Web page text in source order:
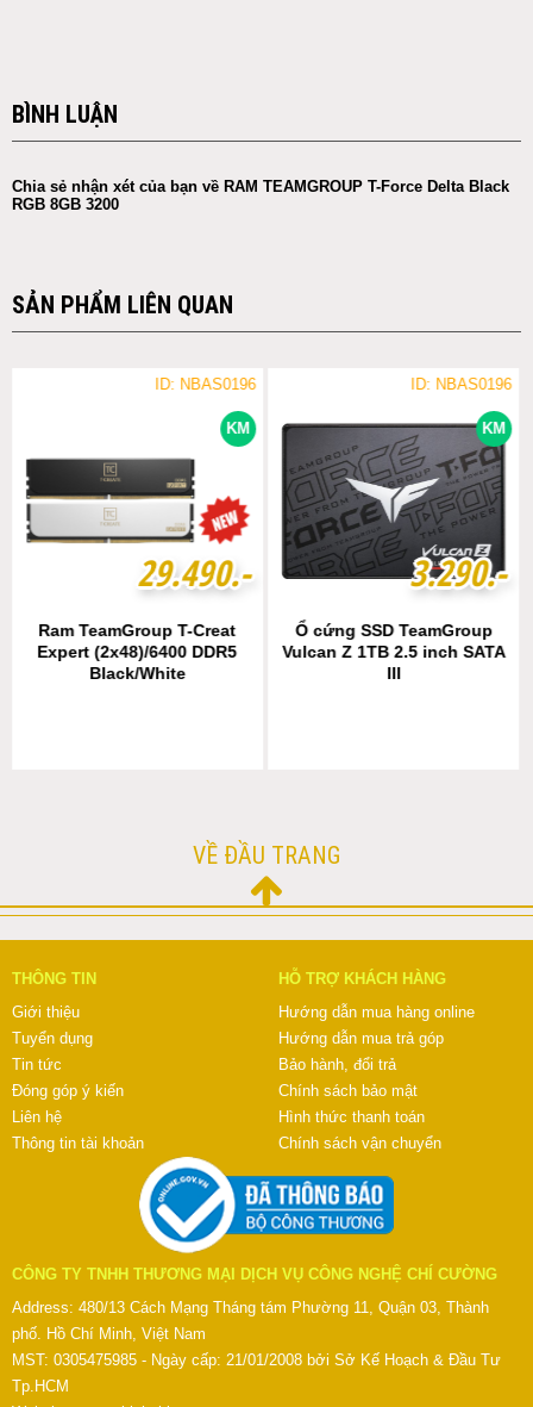
BÌNH LUẬN
Chia sẻ nhận xét của bạn về RAM TEAMGROUP T-Force Delta Black
RGB 8GB 3200
SẢN PHẨM LIÊN QUAN
KM
ID: NBAS0196
29.490.-
29.490.-
Ram TeamGroup T-Creat
Expert (2x48)/6400 DDR5
Black/White
KM
ID: NBAS0196
3.290.-
3.290.-
Ổ cứng SSD TeamGroup
Vulcan Z 1TB 2.5 inch SATA
III
VỀ ĐẦU TRANG
THÔNG TIN
Giới thiệu
Tuyển dụng
Tin tức
Đóng góp ý kiến
Liên hệ
Thông tin tài khoản
HỖ TRỢ KHÁCH HÀNG
Hướng dẫn mua hàng online
Hướng dẫn mua trả góp
Bảo hành, đổi trả
Chính sách bảo mật
Hình thức thanh toán
Chính sách vận chuyển
CÔNG TY TNHH THƯƠNG MẠI DỊCH VỤ CÔNG NGHỆ CHÍ CƯỜNG
Address: 480/13 Cách Mạng Tháng tám Phường 11, Quận 03, Thành
phố. Hồ Chí Minh, Việt Nam
MST: 0305475985 - Ngày cấp: 21/01/2008 bởi Sở Kế Hoạch & Đầu Tư
Tp.HCM